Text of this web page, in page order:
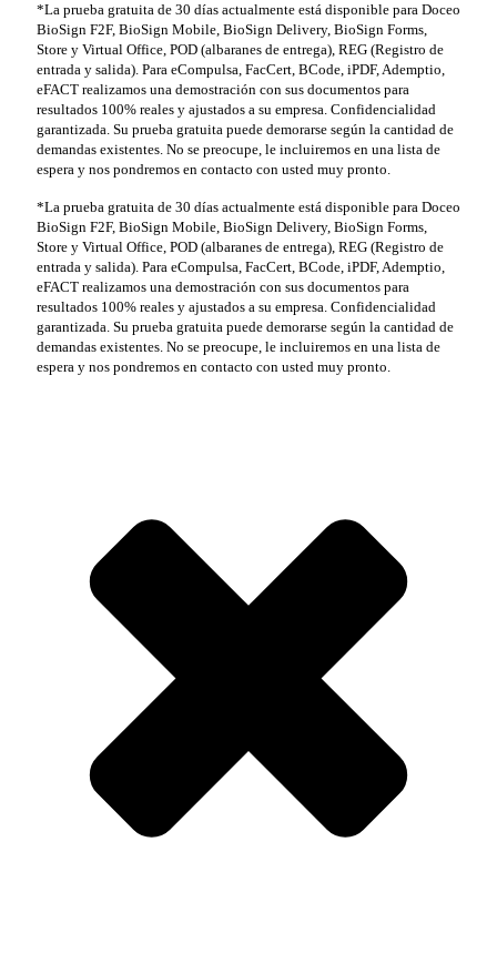
*La prueba gratuita de 30 días actualmente está disponible para Doceo
BioSign F2F, BioSign Mobile, BioSign Delivery, BioSign Forms,
Store y Virtual Office, POD (albaranes de entrega), REG (Registro de
entrada y salida). Para eCompulsa, FacCert, BCode, iPDF, Ademptio,
eFACT realizamos una demostración con sus documentos para
resultados 100% reales y ajustados a su empresa. Confidencialidad
garantizada. Su prueba gratuita puede demorarse según la cantidad de
demandas existentes. No se preocupe, le incluiremos en una lista de
espera y nos pondremos en contacto con usted muy pronto.
*La prueba gratuita de 30 días actualmente está disponible para Doceo
BioSign F2F, BioSign Mobile, BioSign Delivery, BioSign Forms,
Store y Virtual Office, POD (albaranes de entrega), REG (Registro de
entrada y salida). Para eCompulsa, FacCert, BCode, iPDF, Ademptio,
eFACT realizamos una demostración con sus documentos para
resultados 100% reales y ajustados a su empresa. Confidencialidad
garantizada. Su prueba gratuita puede demorarse según la cantidad de
demandas existentes. No se preocupe, le incluiremos en una lista de
espera y nos pondremos en contacto con usted muy pronto.